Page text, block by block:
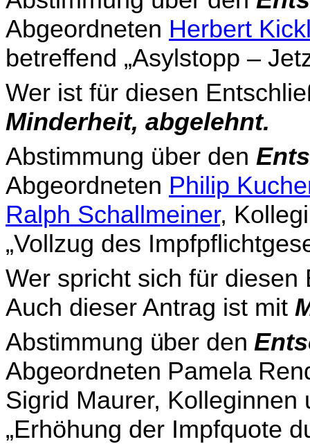
Abgeordneten Herbert
betreffend „Asylstopp –
Wer ist für diesen
Minderheit, abgelehnt.
Abstimmung über den
Abgeordneten Philip
Ralph Schallmeiner,
„Vollzug des
Wer spricht sich für
Auch dieser Antrag ist mit
Abstimmung über den
Abgeordneten Pamela
Sigrid Maurer, Kolleginnen
„Erhöhung der Impfquote